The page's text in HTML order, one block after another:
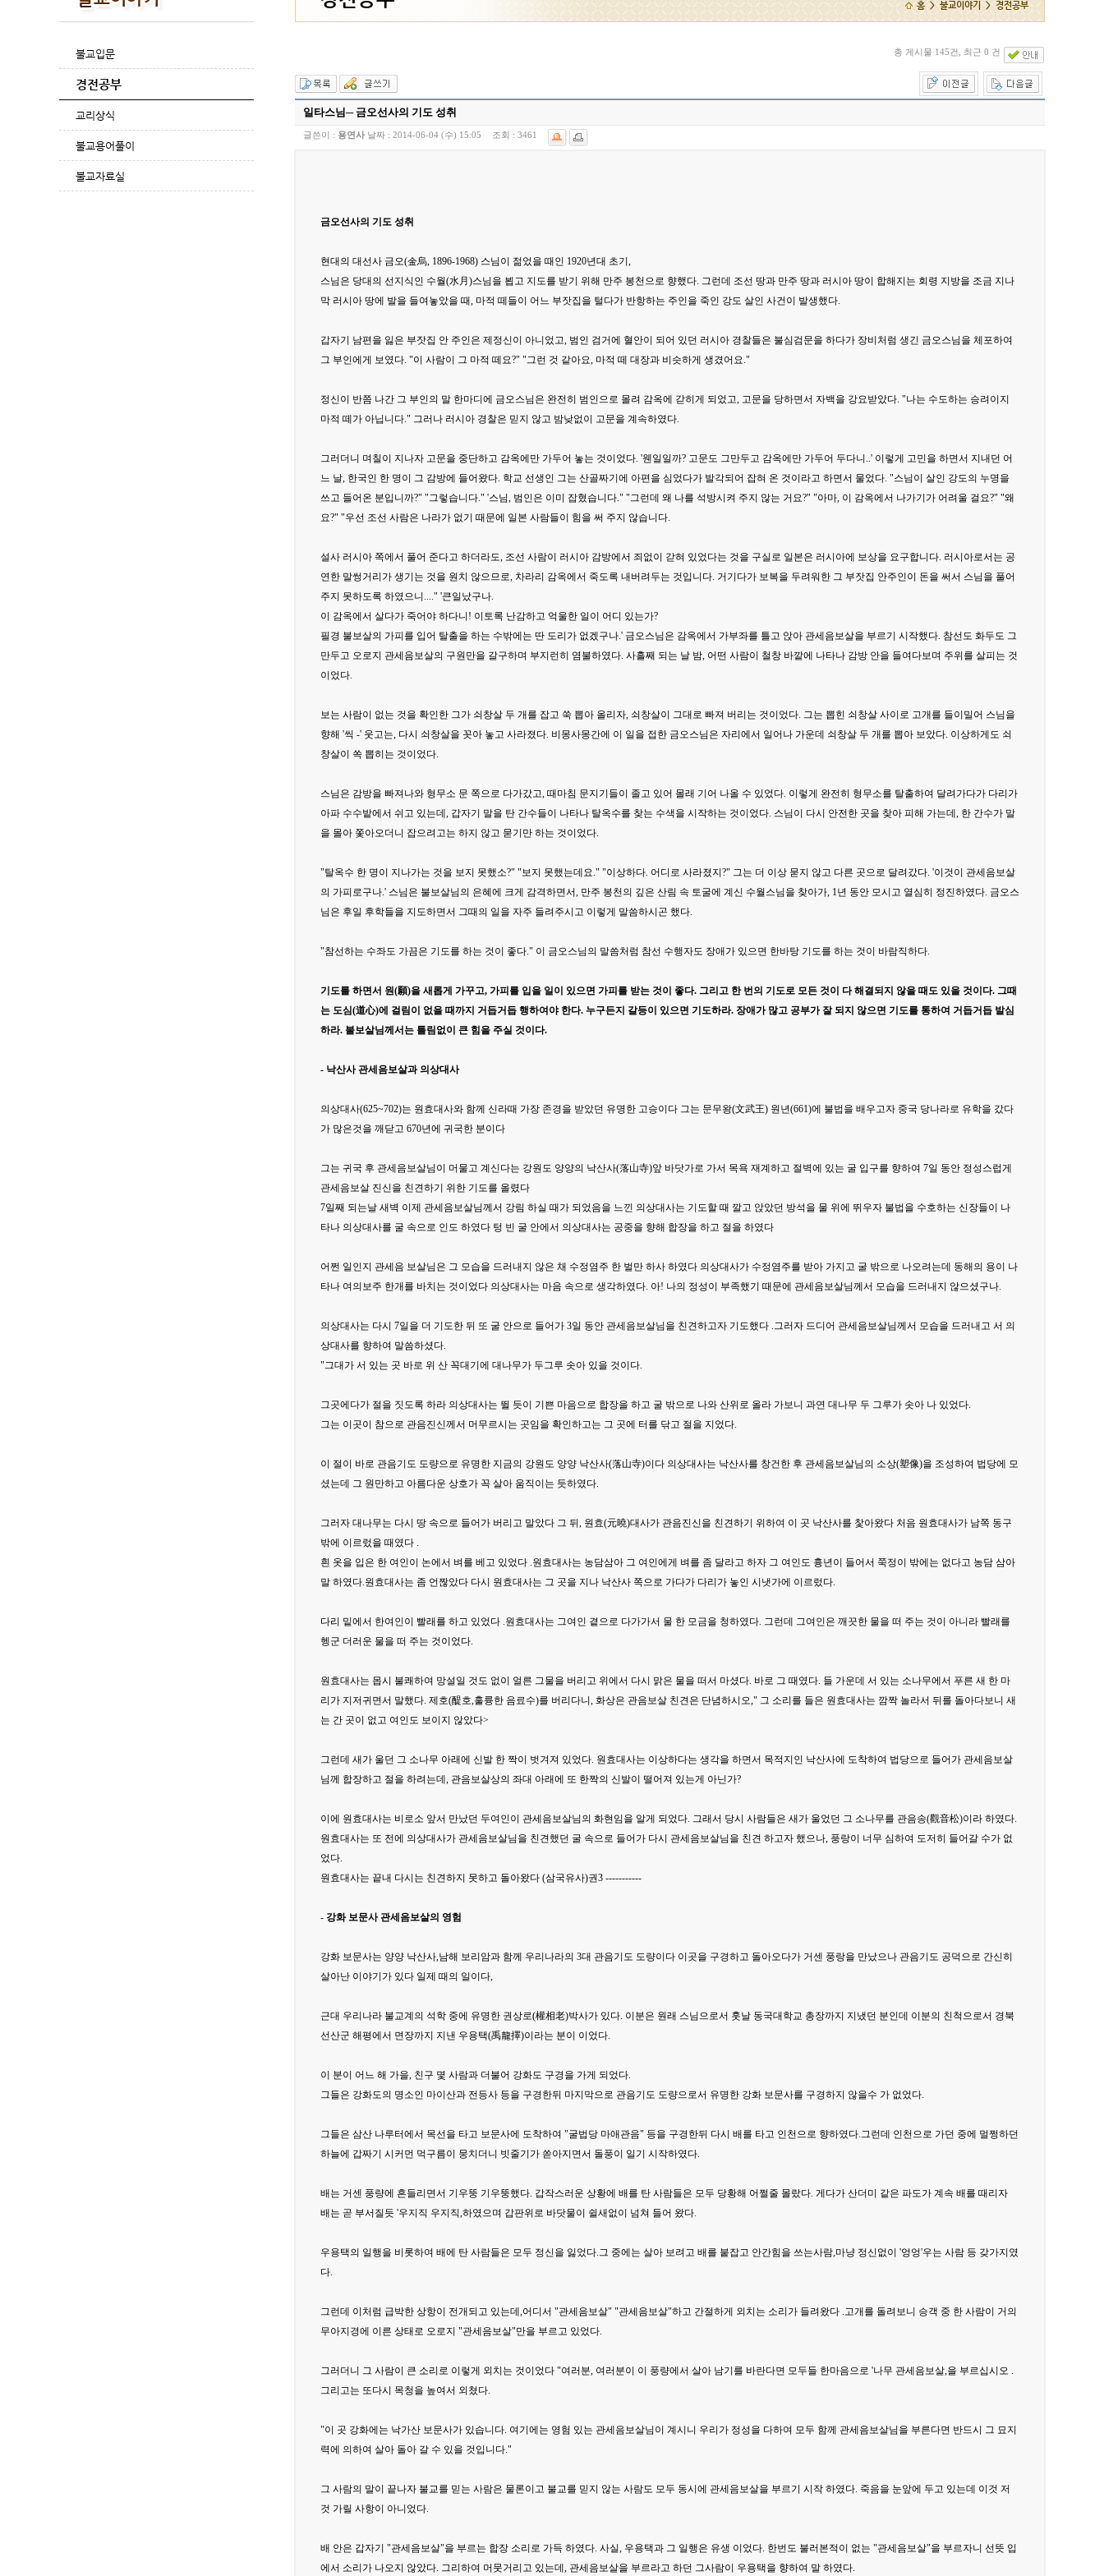
불교입문
경전공부
교리상식
불교용어풀이
불교자료실
홈 > 불교이야기 > 경전공부
총 게시물 145건, 최근 0 건
일타스님─ 금오선사의 기도 성취
글쓴이 : 용연사 날짜 : 2014-06-04 (수) 15:05 조회 : 3461
금오선사의 기도 성취
현대의 대선사 금오(金烏, 1896-1968) 스님이 젊었을 때인 1920년대 초기,
스님은 당대의 선지식인 수월(水月)스님을 뵙고 지도를 받기 위해 만주 봉천으로 향했다. 그런데 조선 땅과 만주 땅과 러시아 땅이 합해지는 회령 지방을 조금 지나
막 러시아 땅에 발을 들여놓았을 때, 마적 떼들이 어느 부잣집을 털다가 반항하는 주인을 죽인 강도 살인 사건이 발생했다.
갑자기 남편을 잃은 부잣집 안 주인은 제정신이 아니었고, 범인 검거에 혈안이 되어 있던 러시아 경찰들은 불심검문을 하다가 장비처럼 생긴 금오스님을 체포하여
그 부인에게 보였다. "이 사람이 그 마적 떼요?" "그런 것 같아요, 마적 떼 대장과 비슷하게 생겼어요."
정신이 반쯤 나간 그 부인의 말 한마디에 금오스님은 완전히 범인으로 몰려 감옥에 갇히게 되었고, 고문을 당하면서 자백을 강요받았다. "나는 수도하는 승려이지
마적 떼가 아닙니다." 그러나 러시아 경찰은 믿지 않고 밤낮없이 고문을 계속하였다.
그러더니 며칠이 지나자 고문을 중단하고 감옥에만 가두어 놓는 것이었다. '웬일일까? 고문도 그만두고 감옥에만 가두어 두다니..' 이렇게 고민을 하면서 지내던 어
느 날, 한국인 한 명이 그 감방에 들어왔다. 학교 선생인 그는 산골짜기에 아편을 심었다가 발각되어 잡혀 온 것이라고 하면서 물었다. "스님이 살인 강도의 누명을
쓰고 들어온 분입니까?" "그렇습니다." '스님, 범인은 이미 잡혔습니다." "그런데 왜 나를 석방시켜 주지 않는 거요?" "아마, 이 감옥에서 나가기가 어려울 걸요?" "왜
요?" "우선 조선 사람은 나라가 없기 때문에 일본 사람들이 힘을 써 주지 않습니다.
설사 러시아 쪽에서 풀어 준다고 하더라도, 조선 사람이 러시아 감방에서 죄없이 갇혀 있었다는 것을 구실로 일본은 러시아에 보상을 요구합니다. 러시아로서는 공
연한 말썽거리가 생기는 것을 원치 않으므로, 차라리 감옥에서 죽도록 내버려두는 것입니다. 거기다가 보복을 두려워한 그 부잣집 안주인이 돈을 써서 스님을 풀어
주지 못하도록 하였으니...." '큰일났구나.
이 감옥에서 살다가 죽어야 하다니! 이토록 난감하고 억울한 일이 어디 있는가?
필경 불보살의 가피를 입어 탈출을 하는 수밖에는 딴 도리가 없겠구나.' 금오스님은 감옥에서 가부좌를 틀고 앉아 관세음보살을 부르기 시작했다. 참선도 화두도 그
만두고 오로지 관세음보살의 구원만을 갈구하며 부지런히 염불하였다. 사흘째 되는 날 밤, 어떤 사람이 철창 바깥에 나타나 감방 안을 들여다보며 주위를 살피는 것
이었다.
보는 사람이 없는 것을 확인한 그가 쇠창살 두 개를 잡고 쑥 뽑아 올리자, 쇠창살이 그대로 빠져 버리는 것이었다. 그는 뽑힌 쇠창살 사이로 고개를 들이밀어 스님을
향해 '씩 -' 웃고는, 다시 쇠창살을 꼿아 놓고 사라졌다. 비몽사몽간에 이 일을 접한 금오스님은 자리에서 일어나 가운데 쇠창살 두 개를 뽑아 보았다. 이상하게도 쇠
창살이 쏙 뽑히는 것이었다.
스님은 감방을 빠져나와 형무소 문 쪽으로 다가갔고, 때마침 문지기들이 졸고 있어 몰래 기어 나올 수 있었다. 이렇게 완전히 형무소를 탈출하여 달려가다가 다리가
아파 수수밭에서 쉬고 있는데, 갑자기 말을 탄 간수들이 나타나 탈옥수를 찾는 수색을 시작하는 것이었다. 스님이 다시 안전한 곳을 찾아 피해 가는데, 한 간수가 말
을 몰아 쫓아오더니 잡으려고는 하지 않고 묻기만 하는 것이었다.
"탈옥수 한 명이 지나가는 것을 보지 못했소?" "보지 못했는데요." "이상하다. 어디로 사라졌지?" 그는 더 이상 묻지 않고 다른 곳으로 달려갔다. '이것이 관세음보살
의 가피로구나.' 스님은 불보살님의 은혜에 크게 감격하면서, 만주 봉천의 깊은 산림 속 토굴에 계신 수월스님을 찾아가, 1년 동안 모시고 열심히 정진하였다. 금오스
님은 후일 후학들을 지도하면서 그때의 일을 자주 들려주시고 이렇게 말씀하시곤 했다.
"참선하는 수좌도 가끔은 기도를 하는 것이 좋다." 이 금오스님의 말씀처럼 참선 수행자도 장애가 있으면 한바탕 기도를 하는 것이 바람직하다.
기도를 하면서 원(願)을 새롭게 가꾸고, 가피를 입을 일이 있으면 가피를 받는 것이 좋다. 그리고 한 번의 기도로 모든 것이 다 해결되지 않을 때도 있을 것이다. 그때
는 도심(道心)에 걸림이 없을 때까지 거듭거듭 행하여야 한다. 누구든지 갈등이 있으면 기도하라. 장애가 많고 공부가 잘 되지 않으면 기도를 통하여 거듭거듭 발심
하라. 불보살님께서는 틀림없이 큰 힘을 주실 것이다.
- 낙산사 관세음보살과 의상대사
의상대사(625~702)는 원효대사와 함께 신라때 가장 존경을 받았던 유명한 고승이다 그는 문무왕(文武王) 원년(661)에 불법을 배우고자 중국 당나라로 유학을 갔다
가 많은것을 깨닫고 670년에 귀국한 분이다
그는 귀국 후 관세음보살님이 머물고 계신다는 강원도 양양의 낙산사(落山寺)앞 바닷가로 가서 목욕 재계하고 절벽에 있는 굴 입구를 향하여 7일 동안 정성스럽게
관세음보살 진신을 친견하기 위한 기도를 올렸다
7일째 되는날 새벽 이제 관세음보살님께서 강림 하실 때가 되었음을 느낀 의상대사는 기도할 때 깔고 앉았던 방석을 물 위에 뛰우자 불법을 수호하는 신장들이 나
타나 의상대사를 굴 속으로 인도 하였다 텅 빈 굴 안에서 의상대사는 공중을 향해 합장을 하고 절을 하였다
어쩐 일인지 관세음 보살님은 그 모습을 드러내지 않은 채 수정염주 한 벌만 하사 하였다 의상대사가 수정염주를 받아 가지고 굴 밖으로 나오려는데 동해의 용이 나
타나 여의보주 한개를 바치는 것이었다 의상대사는 마음 속으로 생각하였다. 아! 나의 정성이 부족했기 때문에 관세음보살님께서 모습을 드러내지 않으셨구나.
의상대사는 다시 7일을 더 기도한 뒤 또 굴 안으로 들어가 3일 동안 관세음보살님을 친견하고자 기도했다 .그러자 드디어 관세음보살님께서 모습을 드러내고 서 의
상대사를 향하여 말씀하셨다.
"그대가 서 있는 곳 바로 위 산 꼭대기에 대나무가 두그루 솟아 있을 것이다.
그곳에다가 절을 짓도록 하라 의상대사는 뛸 듯이 기쁜 마음으로 합장을 하고 굴 밖으로 나와 산위로 올라 가보니 과연 대나무 두 그루가 솟아 나 있었다.
그는 이곳이 참으로 관음진신께서 머무르시는 곳임을 확인하고는 그 곳에 터를 닦고 절을 지었다.
이 절이 바로 관음기도 도량으로 유명한 지금의 강원도 양양 낙산사(落山寺)이다 의상대사는 낙산사를 창건한 후 관세음보살님의 소상(塑像)을 조성하여 법당에 모
셨는데 그 원만하고 아름다운 상호가 꼭 살아 움직이는 듯하였다.
그러자 대나무는 다시 땅 속으로 들어가 버리고 말았다 그 뒤, 원효(元曉)대사가 관음진신을 친견하기 위하여 이 곳 낙산사를 찿아왔다 처음 원효대사가 남쪽 동구
밖에 이르렀을 때였다 .
흰 옷을 입은 한 여인이 논에서 벼를 베고 있었다 .원효대사는 농담삼아 그 여인에게 벼를 좀 달라고 하자 그 여인도 흉년이 들어서 쭉정이 밖에는 없다고 농담 삼아
말 하였다.원효대사는 좀 언짢았다 다시 원효대사는 그 곳을 지나 낙산사 쪽으로 가다가 다리가 놓인 시냇가에 이르렀다.
다리 밑에서 한여인이 빨래를 하고 있었다 .원효대사는 그여인 곁으로 다가가서 물 한 모금을 청하였다. 그런데 그여인은 깨끗한 물을 떠 주는 것이 아니라 빨래를
헹군 더러운 물을 떠 주는 것이었다.
원효대사는 몹시 불쾌하여 망설일 것도 없이 얼른 그물을 버리고 위에서 다시 맑은 물을 떠서 마셨다. 바로 그 때였다. 들 가운데 서 있는 소나무에서 푸른 새 한 마
리가 지저귀면서 말했다. 제호(醍호,훌륭한 음료수)를 버리다니, 화상은 관음보살 친견은 단념하시오," 그 소리를 들은 원효대사는 깜짝 놀라서 뒤를 돌아다보니 새
는 간 곳이 없고 여인도 보이지 않았다>
그런데 새가 울던 그 소나무 아래에 신발 한 짝이 벗겨져 있었다. 원효대사는 이상하다는 생각을 하면서 목적지인 낙산사에 도착하여 법당으로 들어가 관세음보살
님께 합장하고 절을 하려는데, 관음보살상의 좌대 아래에 또 한짝의 신발이 떨어져 있는게 아닌가?
이에 원효대사는 비로소 앞서 만났던 두여인이 관세음보살님의 화현임을 알게 되었다. 그래서 당시 사람들은 새가 울었던 그 소나무를 관음송(觀音松)이라 하였다.
원효대사는 또 전에 의상대사가 관세음보살님을 친견했던 굴 속으로 들어가 다시 관세음보살님을 친견 하고자 했으나, 풍랑이 너무 심하여 도저히 들어갈 수가 없
었다.
원효대사는 끝내 다시는 친견하지 못하고 돌아왔다 (삼국유사)권3 -----------
- 강화 보문사 관세음보살의 영험
강화 보문사는 양양 낙산사,남해 보리암과 함께 우리나라의 3대 관음기도 도량이다 이곳을 구경하고 돌아오다가 거센 풍랑을 만났으나 관음기도 공덕으로 간신히
살아난 이야기가 있다 일제 때의 일이다,
근대 우리나라 불교계의 석학 중에 유명한 권상로(權相老)박사가 있다. 이분은 원래 스님으로서 훗날 동국대학교 총장까지 지냈던 분인데 이분의 친척으로서 경북
선산군 해평에서 면장까지 지낸 우용택(禹龍擇)이라는 분이 이었다.
이 분이 어느 해 가을, 친구 몇 사람과 더불어 강화도 구경을 가게 되었다.
그들은 강화도의 명소인 마이산과 전등사 등을 구경한뒤 마지막으로 관음기도 도량으로서 유명한 강화 보문사를 구경하지 않을수 가 없었다.
그들은 삼산 나루터에서 목선을 타고 보문사에 도착하여 "굴법당 마애관음" 등을 구경한뒤 다시 배를 타고 인천으로 향하였다.그런데 인천으로 가던 중에 멀쩡하던
하늘에 갑짜기 시커먼 먹구름이 뭉치더니 빗줄기가 쏟아지면서 돌풍이 일기 시작하였다.
배는 거센 풍량에 흔들리면서 기우뚱 기우뚱했다. 갑작스러운 상황에 배를 탄 사람들은 모두 당황해 어쩔줄 몰랐다. 게다가 산더미 같은 파도가 계속 배를 때리자
배는 곧 부서질듯 '우지직 우지직,하였으며 갑판위로 바닷물이 쉴새없이 넘쳐 들어 왔다.
우용택의 일행을 비롯하여 배에 탄 사람들은 모두 정신을 잃었다.그 중에는 살아 보려고 배를 붙잡고 안간힘을 쓰는사람,마냥 정신없이 '엉엉'우는 사람 등 갖가지였
다.
그런데 이처럼 급박한 상항이 전개되고 있는데,어디서 "관세음보살" "관세음보살"하고 간절하게 외치는 소리가 들려왔다 .고개를 돌려보니 승객 중 한 사람이 거의
무아지경에 이른 상태로 오로지 "관세음보살"만을 부르고 있었다.
그러더니 그 사람이 큰 소리로 이렇게 외치는 것이었다 "여러분, 여러분이 이 풍량에서 살아 남기를 바란다면 모두들 한마음으로 '나무 관세음보살,을 부르십시오 .
그리고는 또다시 목청을 높여서 외쳤다.
"이 곳 강화에는 낙가산 보문사가 있습니다. 여기에는 영험 있는 관세음보살님이 계시니 우리가 정성을 다하여 모두 함께 관세음보살님을 부른다면 반드시 그 묘지
력에 의하여 살아 돌아 갈 수 있을 것입니다."
그 사람의 말이 끝나자 불교를 믿는 사람은 물론이고 불교를 믿지 않는 사람도 모두 동시에 관세음보살을 부르기 시작 하였다. 죽음을 눈앞에 두고 있는데 이것 저
것 가릴 사항이 아니었다.
배 안은 갑자기 "관세음보살"을 부르는 합장 소리로 가득 하였다. 사실, 우용택과 그 일행은 유생 이었다. 한번도 불러본적이 없는 "관세음보살"을 부르자니 선뜻 입
에서 소리가 나오지 않았다. 그리하여 머뭇거리고 있는데, 관세음보살을 부르라고 하던 그사람이 우용택을 향하여 말 하였다.